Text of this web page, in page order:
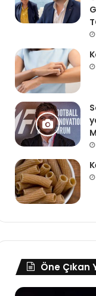
Öne Çıkan
Gebelikte